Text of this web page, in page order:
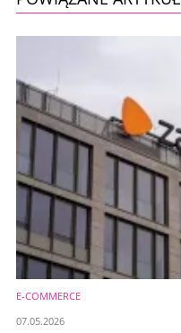
E-COMMERCE
07.05.2026